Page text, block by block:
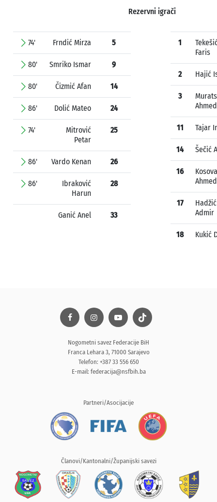
Rezervni igrači
74' Frndić Mirza 5
80' Smriko Ismar 9
80' Čizmić Afan 14
86' Dolić Mateo 24
74'
Mitrović
Petar
25
86' Vardo Kenan 26
86'
Ibraković
Harun
28
Ganić Anel 33
1
Faris
2 Hajić
3
Ahmed
11 Tajar
14 Šečić
16
Ahmed
17
Hadžić
Admir
18 Kukić
Nogometni savez Federacije BiH
Franca Lehara 3, 71000 Sarajevo
Telefon: +387 33 556 650
E-mail: federacija@nsfbih.ba
Partneri/Asocijacije
Članovi/Kantonalni/Županijski savezi